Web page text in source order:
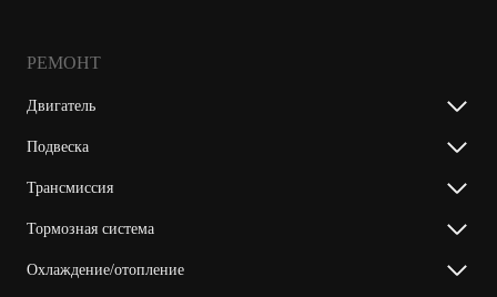
РЕМОНТ
Двигатель
Подвеска
Трансмиссия
Тормозная система
Охлаждение/отопление